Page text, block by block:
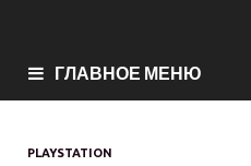
ГЛАВНОЕ МЕНЮ
PLAYSTATION